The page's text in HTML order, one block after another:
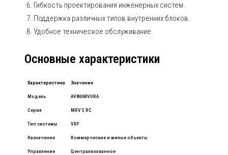
Гибкость проектирования инженерных систем.
Поддержка различных типов внутренних блоков.
Удобное техническое обслуживание.
Основные характеристики
Характеристика Значение
Модель AV86IMVURA
Серия MRV 5 RC
Тип системы VRF
Назначение Коммерческие и жилые объекты
Управление Централизованное